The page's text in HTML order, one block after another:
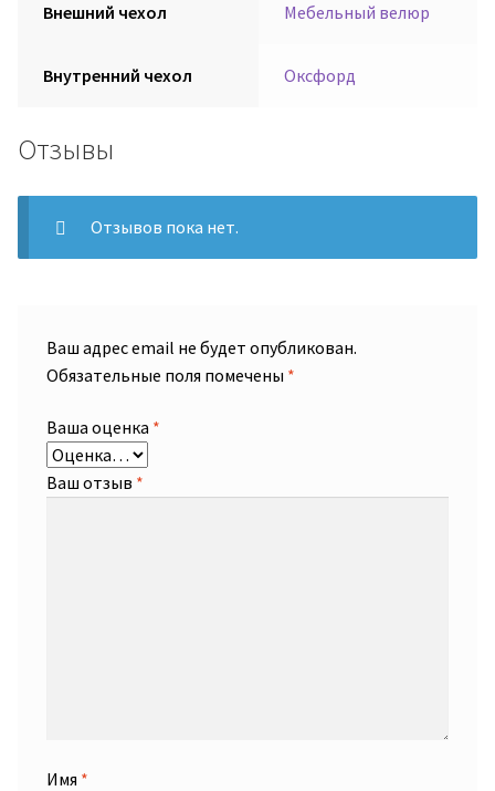
Внешний чехол Мебельный велюр
Внутренний чехол Оксфорд
Отзывы
Отзывов пока нет.
Ваш адрес email не будет опубликован.
Обязательные поля помечены *
Ваша оценка *
Ваш отзыв *
Имя *